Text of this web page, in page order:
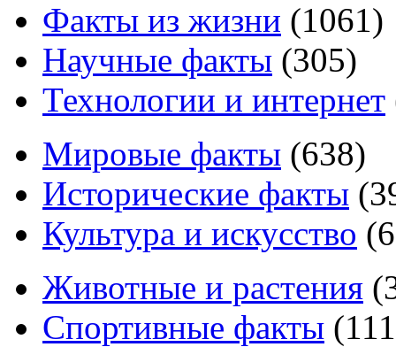
Факты из жизни (1061)
Научные факты (305)
Технологии и интернет
Мировые факты (638)
Исторические факты (
Культура и искусство (
Животные и растения (
Спортивные факты (111